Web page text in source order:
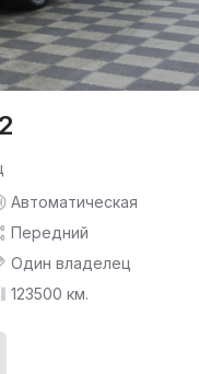
Автоматическая
Передний
Один владелец
123500 км.